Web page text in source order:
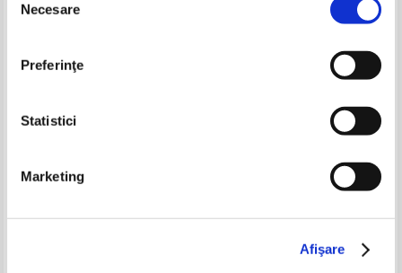
consimțământului
Necesare
Preferinţe
Statistici
Marketing
Afişare
75,00Lei
nr. 58, decembrie 2022
Lei